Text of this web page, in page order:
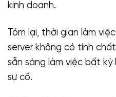
kinh doanh.
Tóm lại, thời gian làm
server không có tính
sẵn sàng làm việc bất
sự cố.